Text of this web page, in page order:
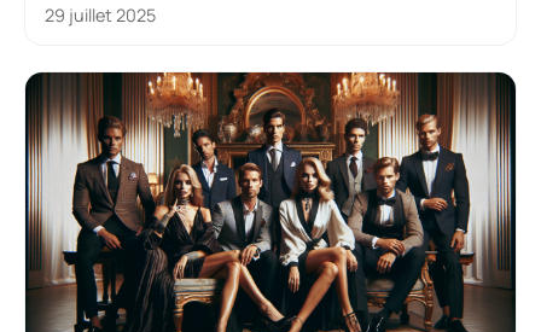
29 juillet 2025